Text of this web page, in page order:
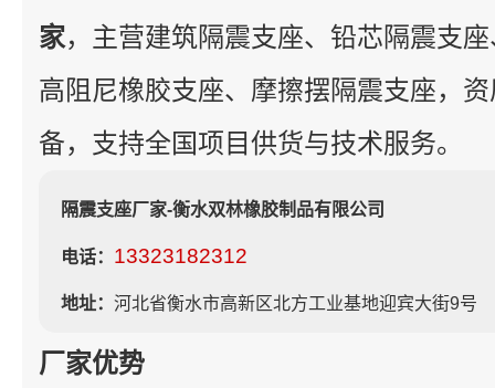
家，主营建筑隔震支座、铅芯隔震支
高阻尼橡胶支座、摩擦摆隔震支座，
备，支持全国项目供货与技术服务。
隔震支座厂家-衡水双林橡胶制品有限公司
电话： 13323182312
地址： 河北省衡水市高新区北方工业基地迎宾大街9号
厂家优势